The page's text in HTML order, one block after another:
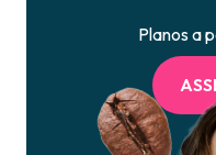
Planos a